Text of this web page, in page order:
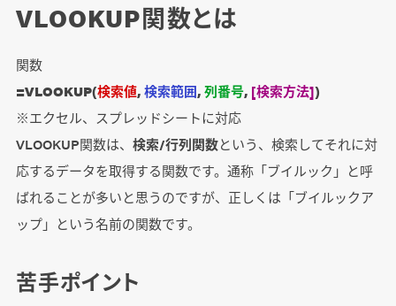
VLOOKUP関数とは
関数
=VLOOKUP(検索値,検索範囲,列番号, [検索方法])
※エクセル、スプレッドシートに対応
VLOOKUP関数は、 検索/行列関数という、検索してそれに対
応するデータを取得する関数です。通称「ブイルック」と呼
ばれることが多いと思うのですが、正しくは「ブイルックア
ップ」という名前の関数です。
苦手ポイント